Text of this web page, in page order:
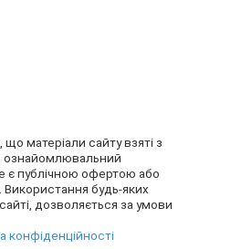
матеріали сайту взяті з
ознайомлювальний
є публічною офертою або
будь-яких
дозволяється за умови
конфіденційності